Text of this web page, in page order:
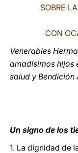
SOBRE
CON
Venerables
amadísimos hijos
salud y Bendición
Un signo de los
1. La dignidad de